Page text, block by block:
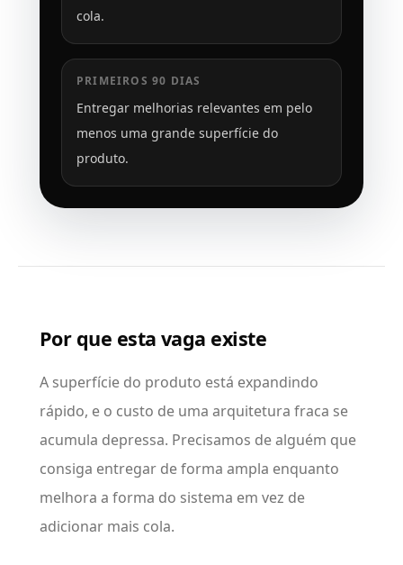
cola.
PRIMEIROS 90 DIAS
Entregar melhorias relevantes em pelo
menos uma grande superfície do
produto.
Por que esta vaga existe
A superfície do produto está expandindo
rápido, e o custo de uma arquitetura fraca se
acumula depressa. Precisamos de alguém que
consiga entregar de forma ampla enquanto
melhora a forma do sistema em vez de
adicionar mais cola.